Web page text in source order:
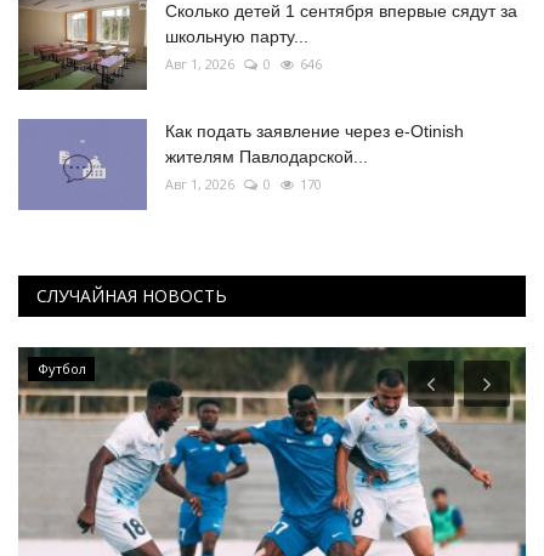
Сколько детей 1 сентября впервые сядут за
школьную парту...
Авг 1, 2026 0 646
Как подать заявление через e-Otinish
жителям Павлодарской...
Авг 1, 2026 0 170
СЛУЧАЙНАЯ НОВОСТЬ
Футбол